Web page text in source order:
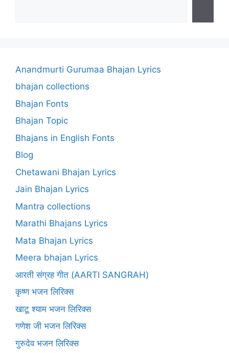
Anandmurti Gurumaa Bhajan Lyrics
bhajan collections
Bhajan Fonts
Bhajan Topic
Bhajans in English Fonts
Blog
Chetawani Bhajan Lyrics
Jain Bhajan Lyrics
Mantra collections
Marathi Bhajans Lyrics
Mata Bhajan Lyrics
Meera bhajan Lyrics
आरती संग्रह गीत (AARTI SANGRAH)
कृष्ण भजन लिरिक्स
खाटू श्याम भजन लिरिक्स
गणेश जी भजन लिरिक्स
गुरुदेव भजन लिरिक्स